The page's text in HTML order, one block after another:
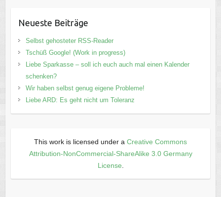
Neueste Beiträge
Selbst gehosteter RSS-Reader
Tschüß Google! (Work in progress)
Liebe Sparkasse – soll ich euch auch mal einen Kalender
schenken?
Wir haben selbst genug eigene Probleme!
Liebe ARD: Es geht nicht um Toleranz
This work is licensed under a Creative Commons
Attribution-NonCommercial-ShareAlike 3.0 Germany
License